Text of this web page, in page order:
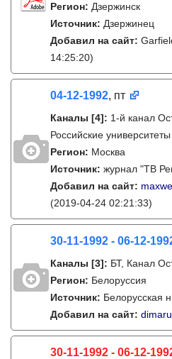
Регион: Дзержинск
Источник: Дзержинец
Добавил на сайт:
14:25:20)
04-12-1992, пт
Каналы [4]: 1-й канал
Российские
Регион: Москва
Источник: журнал "ТВ
Добавил на сайт:
(2019-04-24 02:21:33)
30-11-1992 - 06-12-
Каналы [3]: БТ, Канал
Регион: Белоруссия
Источник: Белорусская
Добавил на сайт:
30-11-1992 - 06-12-